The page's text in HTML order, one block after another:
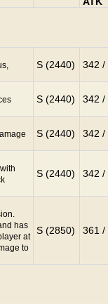
S (2440) 342 /
S (2440) 342 /
S (2440) 342 /
S (2440) 342 /
has
at
to
S (2850) 361 /